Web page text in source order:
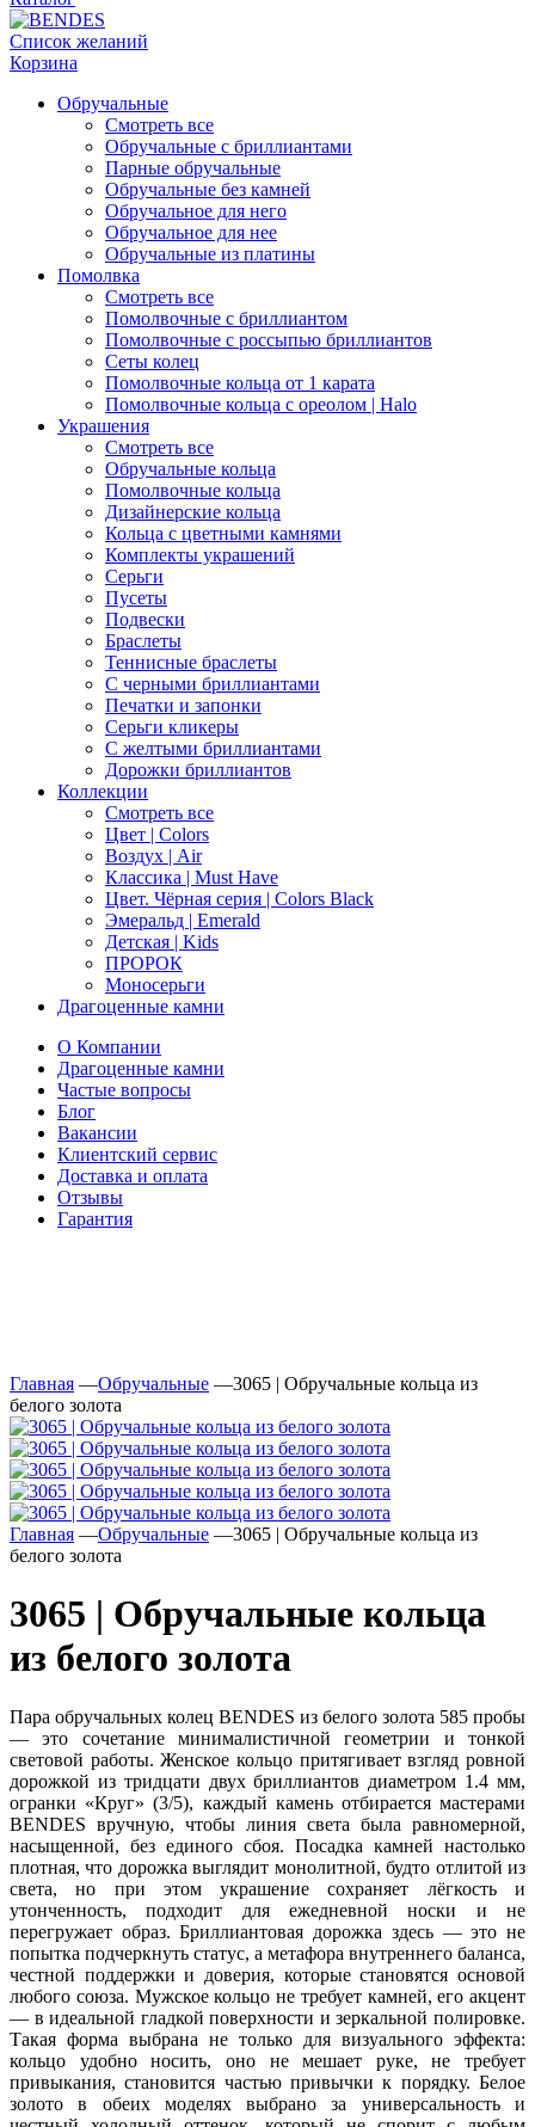
Список желаний
Корзина
Обручальные
Смотреть все
Обручальные с бриллиантами
Парные обручальные
Обручальные без камней
Обручальное для него
Обручальное для нее
Обручальные из платины
Помолвка
Смотреть все
Помолвочные с бриллиантом
Помолвочные с россыпью бриллиантов
Сеты колец
Помолвочные кольца от 1 карата
Помолвочные кольца с ореолом | Halo
Украшения
Смотреть все
Обручальные кольца
Помолвочные кольца
Дизайнерские кольца
Кольца с цветными камнями
Комплекты украшений
Серьги
Пусеты
Подвески
Браслеты
Теннисные браслеты
C черными бриллиантами
Печатки и запонки
Серьги кликеры
С желтыми бриллиантами
Дорожки бриллиантов
Коллекции
Смотреть все
Цвет | Colors
Воздух | Air
Классика | Must Have
Цвет. Чёрная серия | Colors Black
Эмеральд | Emerald
Детская | Kids
ПРОРОК
Моносерьги
Драгоценные камни
О Компании
Драгоценные камни
Частые вопросы
Блог
Вакансии
Клиентский сервис
Доставка и оплата
Отзывы
Гарантия
Главная —Обручальные —3065 | Обручальные кольца из
белого золота
Главная —Обручальные —3065 | Обручальные кольца из
белого золота
3065 | Обручальные кольца
из белого золота
Пара обручальных колец BENDES из белого золота 585 пробы
— это сочетание минималистичной геометрии и тонкой
световой работы. Женское кольцо притягивает взгляд ровной
дорожкой из тридцати двух бриллиантов диаметром 1.4 мм,
огранки «Круг» (3/5), каждый камень отбирается мастерами
BENDES вручную, чтобы линия света была равномерной,
насыщенной, без единого сбоя. Посадка камней настолько
плотная, что дорожка выглядит монолитной, будто отлитой из
света, но при этом украшение сохраняет лёгкость и
утонченность, подходит для ежедневной носки и не
перегружает образ. Бриллиантовая дорожка здесь — это не
попытка подчеркнуть статус, а метафора внутреннего баланса,
честной поддержки и доверия, которые становятся основой
любого союза. Мужское кольцо не требует камней, его акцент
— в идеальной гладкой поверхности и зеркальной полировке.
Такая форма выбрана не только для визуального эффекта:
кольцо удобно носить, оно не мешает руке, не требует
привыкания, становится частью привычки к порядку. Белое
золото в обеих моделях выбрано за универсальность и